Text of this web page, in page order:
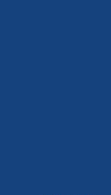
zo belangrijk
af van de juiste
verwerken. Meng het
gereedschap
je meer uit het
de afwerking.